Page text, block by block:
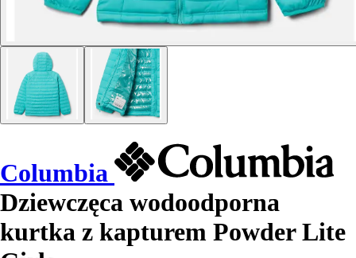
Columbia
Dziewczęca wodoodporna
kurtka z kapturem Powder Lite